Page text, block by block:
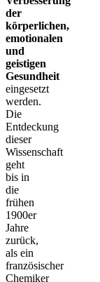
der
körperlichen,
emotionalen
und
geistigen
Gesundheit
eingesetzt
werden.
Die
Entdeckung
dieser
Wissenschaft
geht
bis in
die
frühen
1900er
Jahre
zurück,
als ein
französischer
Chemiker